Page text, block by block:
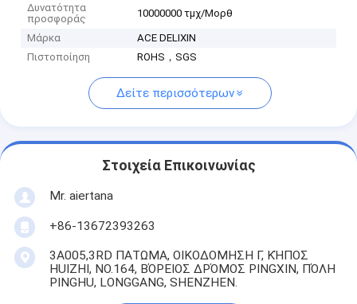
Δυνατότητα
προσφοράς
10000000 τμχ/Μορθ
Μάρκα
ACE DELIXIN
Πιστοποίηση
ROHS，SGS
Δείτε περισσότερων
Στοιχεία Επικοινωνίας
Mr. aiertana
+86-13672393263
3A005,3RD ΠΑΤΩΜΑ, ΟΙΚΟΔΟΜΗΣΗ Γ, ΚΉΠΟΣ
HUIZHI, NO.164, ΒΌΡΕΙΟΣ ΔΡΌΜΟΣ PINGXIN, ΠΌΛΗ
PINGHU, LONGGANG, SHENZHEN.